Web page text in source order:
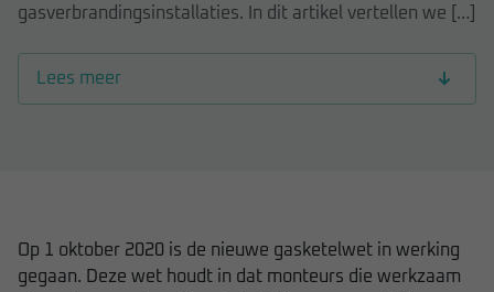
gasverbrandingsinstallaties. In dit artikel vertellen we […]
Lees meer
Op 1 oktober 2020 is de nieuwe gasketelwet in werking
gegaan. Deze wet houdt in dat monteurs die werkzaam